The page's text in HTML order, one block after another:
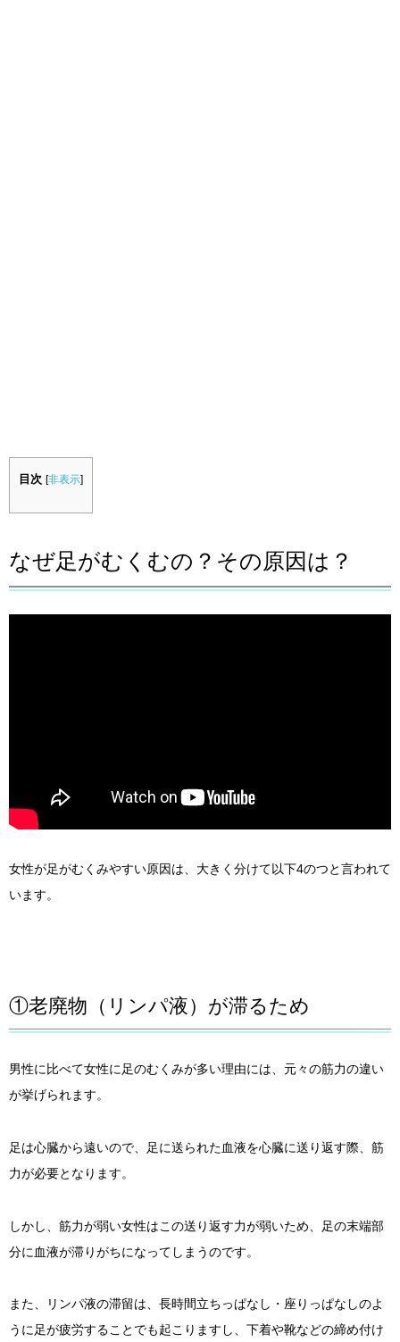
目次 [非表示]
なぜ足がむくむの？その原因は？
女性が足がむくみやすい原因は、大きく分けて以下4のつと言われて
います。
①老廃物（リンパ液）が滞るため
男性に比べて女性に足のむくみが多い理由には、元々の筋力の違い
が挙げられます。
足は心臓から遠いので、足に送られた血液を心臓に送り返す際、筋
力が必要となります。
しかし、筋力が弱い女性はこの送り返す力が弱いため、足の末端部
分に血液が滞りがちになってしまうのです。
また、リンパ液の滞留は、長時間立ちっぱなし・座りっぱなしのよ
うに足が疲労することでも起こりますし、下着や靴などの締め付け